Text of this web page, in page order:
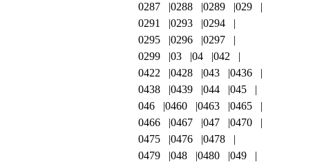
0287
0288 0289
029
0291
0293
0294
0295
0296
0297
0299
03 04
042
0422
0428 043
0436
0438
0439 044
045
046
0460 0463
0465
0466
0467 047
0470
0475
0476
0478
0479
048 0480
049